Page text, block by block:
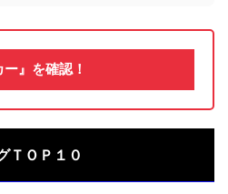
』を確認！
ＴＯＰ１０